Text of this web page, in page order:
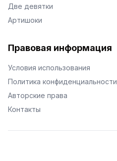
Две девятки
Артишоки
Правовая информация
Условия использования
Политика конфиденциальности
Авторские права
Контакты